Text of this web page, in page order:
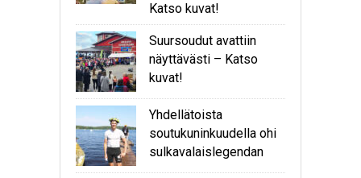
Katso kuvat!
Suursoudut avattiin
näyttävästi – Katso
kuvat!
Yhdellätoista
soutukuninkuudella ohi
sulkavalaislegendan